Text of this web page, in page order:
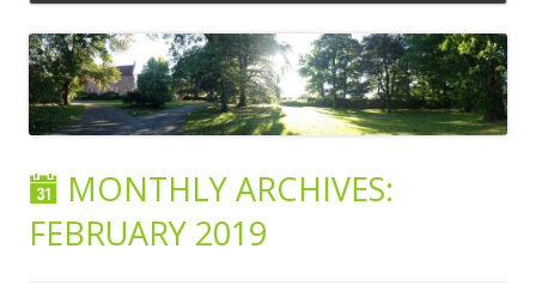
Skip
to
content
MONTHLY ARCHIVES:
FEBRUARY 2019